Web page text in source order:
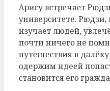
Арису встречает
университете. Рюдзи,
изучает людей,
почти ничего не
путешествия в
одержим идеей
становится его